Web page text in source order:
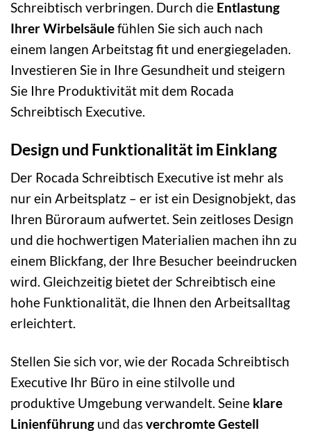
Schreibtisch verbringen. Durch die Entlastung
Ihrer Wirbelsäulefühlen Sie sich auch nach
einem langen Arbeitstag fit und energiegeladen.
Investieren Sie in Ihre Gesundheit und steigern
Sie Ihre Produktivität mit dem Rocada
Schreibtisch Executive.
Design und Funktionalität im Einklang
Der Rocada Schreibtisch Executive ist mehr als
nur ein Arbeitsplatz – er ist ein Designobjekt, das
Ihren Büroraum aufwertet. Sein zeitloses Design
und die hochwertigen Materialien machen ihn zu
einem Blickfang, der Ihre Besucher beeindrucken
wird. Gleichzeitig bietet der Schreibtisch eine
hohe Funktionalität, die Ihnen den Arbeitsalltag
erleichtert.
Stellen Sie sich vor, wie der Rocada Schreibtisch
Executive Ihr Büro in eine stilvolle und
produktive Umgebung verwandelt. Seine klare
Linienführung und dasverchromte Gestell